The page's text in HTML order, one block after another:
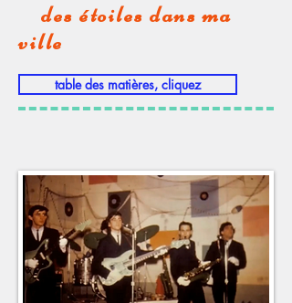
des étoiles dans ma
ville
table des matières, cliquez